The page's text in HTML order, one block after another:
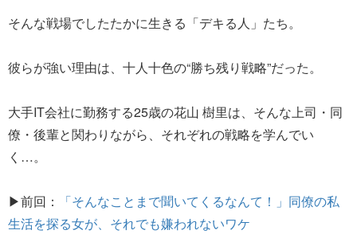
そんな戦場でしたたかに生きる「デキる人」たち。
彼らが強い理由は、十人十色の“勝ち残り戦略”だった。
大手IT会社に勤務する25歳の花山 樹里は、そんな上司・同
僚・後輩と関わりながら、それぞれの戦略を学んでい
く…。
▶前回：
「そんなことまで聞いてくるなんて！」同僚の私
生活を探る女が、それでも嫌われないワケ